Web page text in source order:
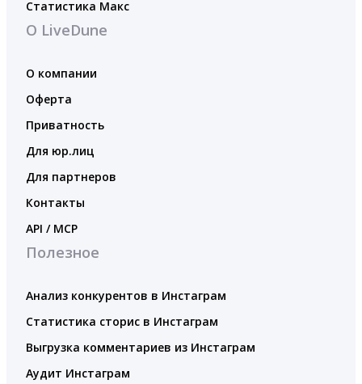
Статистика Макс
О LiveDune
О компании
Оферта
Приватность
Для юр.лиц
Для партнеров
Контакты
API / MCP
Полезное
Анализ конкурентов в Инстаграм
Статистика сторис в Инстаграм
Выгрузка комментариев из Инстаграм
Аудит Инстаграм